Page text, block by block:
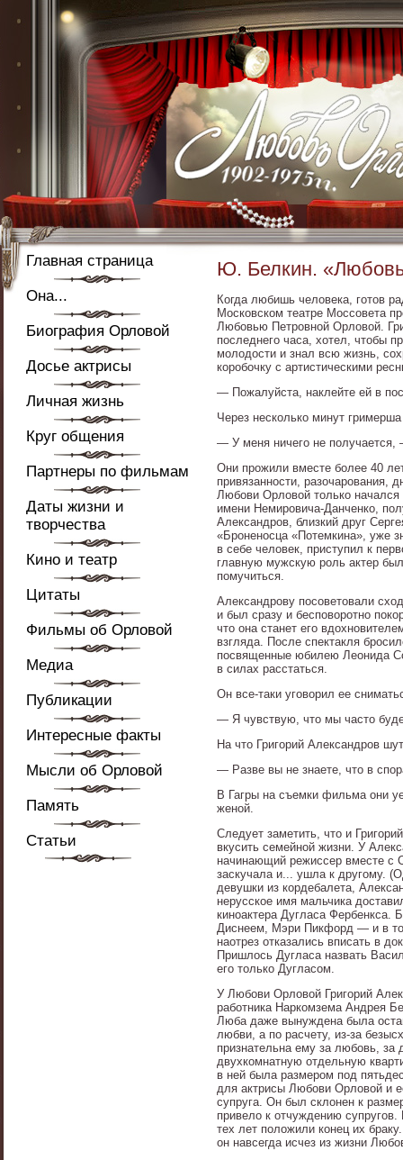
Главная страница
Она...
Биография Орловой
Досье актрисы
Личная жизнь
Круг общения
Партнеры по фильмам
Даты жизни и
творчества
Кино и театр
Цитаты
Фильмы об Орловой
Медиа
Публикации
Интересные факты
Мысли об Орловой
Память
Статьи
Ю. Белкин.
Когда любишь человека, готов
Московском театре Моссовета
Любовью Петровной Орловой.
последнего часа, хотел, чтобы
молодости и знал всю жизнь,
коробочку с артистическими
— Пожалуйста, наклейте ей в
Через несколько минут
— У меня ничего не
Они прожили вместе более 40
привязанности, разочарования,
Любови Орловой только начался
имени Немировича-Данченко,
Александров, близкий друг
«Броненосца «Потемкина», уже
в себе человек, приступил к
главную мужскую роль актер
помучиться.
Александрову посоветовали
и был сразу и бесповоротно
что она станет его
взгляда. После спектакля
посвященные юбилею Леонида
в силах расстаться.
Он все-таки уговорил ее
— Я чувствую, что мы часто
На что Григорий Александров
— Разве вы не знаете, что в
В Гагры на съемки фильма они
женой.
Следует заметить, что и
вкусить семейной жизни. У
начинающий режиссер вместе с
заскучала и... ушла к другому.
девушки из кордебалета,
нерусское имя мальчика
киноактера Дугласа
Диснеем, Мэри Пикфорд — и в
наотрез отказались вписать в
Пришлось Дугласа назвать
его только Дугласом.
У Любови Орловой Григорий
работника Наркомзема Андрея
Люба даже вынуждена была
любви, а по расчету, из-за
признательна ему за любовь, за
двухкомнатную отдельную
в ней была размером под
для актрисы Любови Орловой и
супруга. Он был склонен к
привело к отчуждению
тех лет положили конец их
он навсегда исчез из жизни